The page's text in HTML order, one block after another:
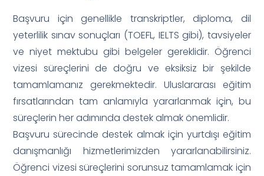
Başvuru için genellikle transkriptler, diploma, dil
yeterlilik sınav sonuçları (TOEFL, IELTS gibi), tavsiyeler
ve niyet mektubu gibi belgeler gereklidir. Öğrenci
vizesi süreçlerini de doğru ve eksiksiz bir şekilde
tamamlamanız gerekmektedir. Uluslararası eğitim
fırsatlarından tam anlamıyla yararlanmak için, bu
süreçlerin her adımında destek almak önemlidir.
Başvuru sürecinde destek almak için yurtdışı eğitim
danışmanlığı hizmetlerimizden yararlanabilirsiniz.
Öğrenci vizesi süreçlerini sorunsuz tamamlamak için